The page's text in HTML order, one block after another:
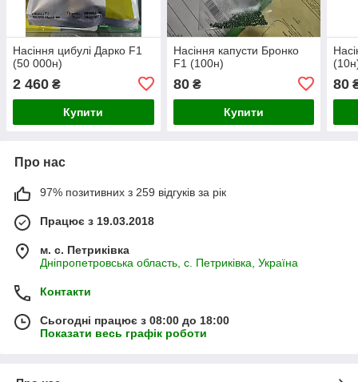
Насіння цибулі Дарко F1
(50 000н)
2 460 ₴
Купити
Насіння капусти Бронко
F1 (100н)
80₴
Купити
80
Про нас
97% позитивних з 259 відгуків за рік
Працює з 19.03.2018
м. с. Петриківка
Дніпропетровська область, с. Петриківка, Україна
Контакти
Сьогодні працює з 08:00 до 18:00
Показати весь графік роботи